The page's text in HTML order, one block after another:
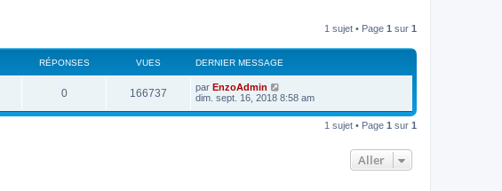
1 sujet • Page 1 sur 1
RÉPONSES VUES DERNIER MESSAGE
0R
é
166737
u
D
e
n
par EnzoAdmin
dim. sept. 16, 2018 8:58 am
1 sujet • Page 1 sur 1
Aller